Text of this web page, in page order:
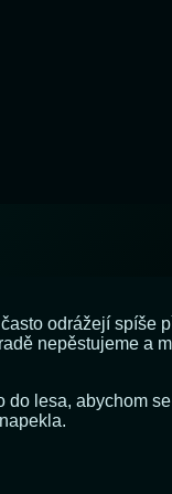
odrážejí spíše
nepěstujeme a
lesa, abychom